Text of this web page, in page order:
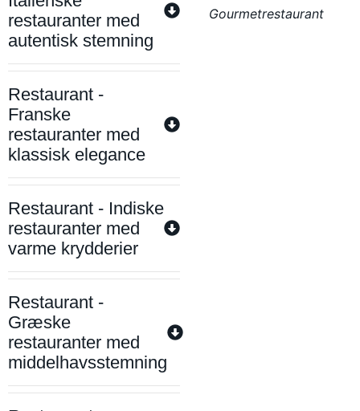
restauranter med
autentisk stemning
Restaurant -
Franske
restauranter med
klassisk elegance
Restaurant - Indiske
restauranter med
varme krydderier
Restaurant -
Græske
restauranter med
middelhavsstemning
Gourmetrestaurant